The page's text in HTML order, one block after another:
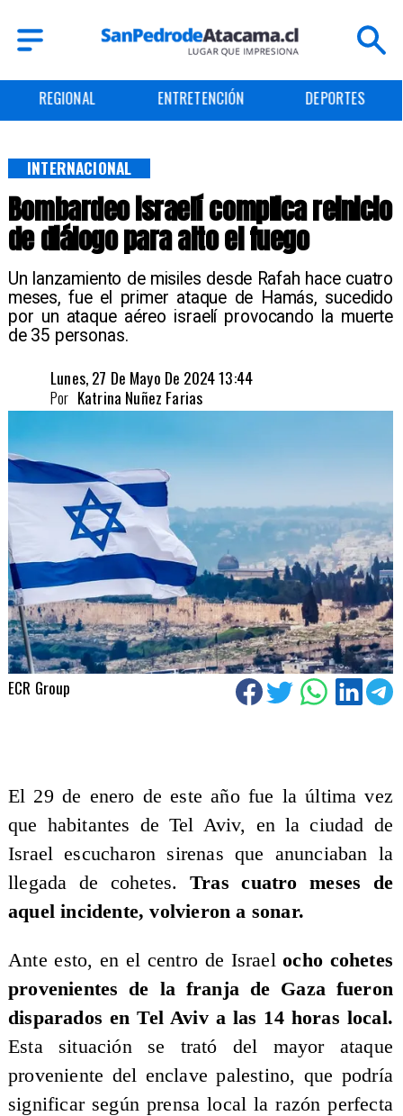
ENTRETENCIÓN DEPORTES CULTURA
Bombardeo israelí complica reinicio
de diálogo para alto el fuego
Un lanzamiento de misiles desde Rafah hace cuatro
meses, fue el primer ataque de Hamás, sucedido
por un ataque aéreo israelí provocando la muerte
de 35 personas.
INTERNACIONAL
Lunes, 27 De Mayo De 2024 13:44
Katrina Nuñez Farias
Por
ECR Group
El 29 de enero de este año fue la última vez
que habitantes de Tel Aviv, en la ciudad de
Israel escucharon sirenas que anunciaban la
llegada de cohetes. Tras cuatro meses de
aquel incidente, volvieron a sonar.
Ante esto, en el centro de Israelocho cohetes
provenientes de la franja de Gaza fueron
disparados en Tel Aviv a las 14 horas local.
Esta situación se trató del mayor ataque
proveniente del enclave palestino, que podría
significar según prensa local la razón perfecta